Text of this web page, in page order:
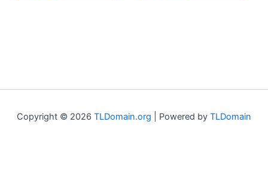
Copyright © 2026 TLDomain.org | Powered by TLDomain